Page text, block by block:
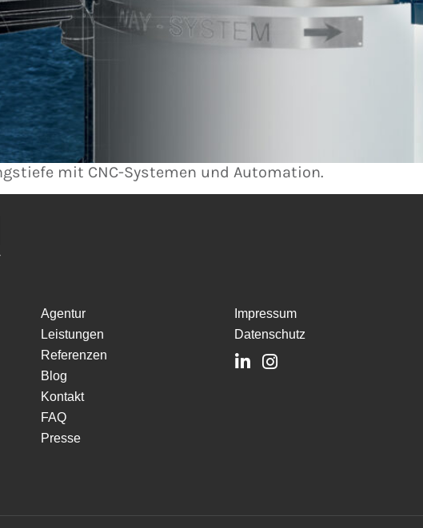
mit CNC-Systemen und Automation.
Agentur
Leistungen
Referenzen
Blog
Kontakt
FAQ
Presse
Impressum
Datenschutz